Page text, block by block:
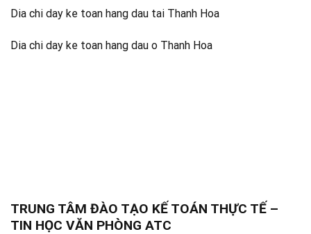
Dia chi day ke toan hang dau tai Thanh Hoa
Dia chi day ke toan hang dau o Thanh Hoa
TRUNG TÂM ĐÀO TẠO KẾ TOÁN THỰC TẾ –
TIN HỌC VĂN PHÒNG ATC